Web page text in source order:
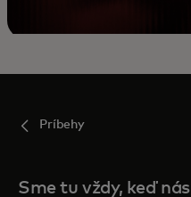
Príbehy
Sme tu vždy, keď nás